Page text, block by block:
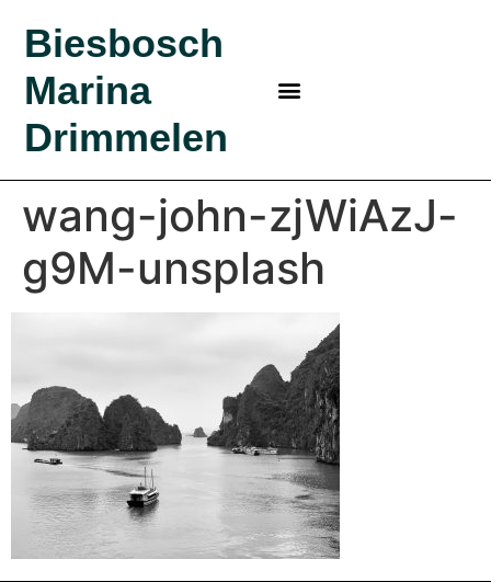
Biesbosch
Marina
Drimmelen
wang-john-zjWiAzJ-
g9M-unsplash